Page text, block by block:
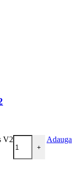
V2
+
Adauga